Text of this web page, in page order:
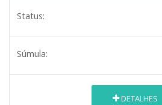
Status:
Súmula:
DETALHES